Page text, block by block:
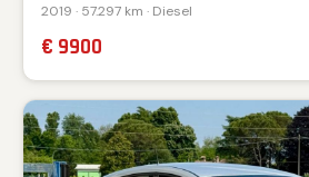
2019 · 57.297 km · Diesel
€ 9900